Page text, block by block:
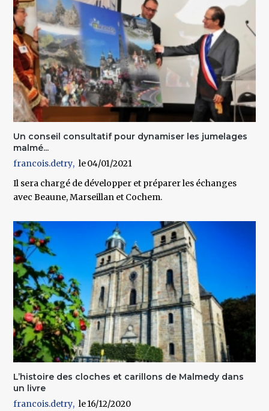
Un conseil consultatif pour dynamiser les jumelages
malmé...
francois.detry
04/01/2021
Il sera chargé de développer et préparer les échanges
avec Beaune, Marseillan et Cochem.
L’histoire des cloches et carillons de Malmedy dans
un livre
francois.detry
16/12/2020